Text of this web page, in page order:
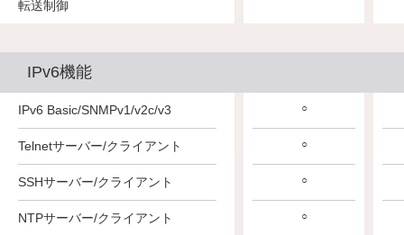
転送制御
IPv6機能
IPv6 Basic/SNMPv1/v2c/v3
Telnetサーバー/クライアント
SSHサーバー/クライアント
NTPサーバー/クライアント
○
○
○
○